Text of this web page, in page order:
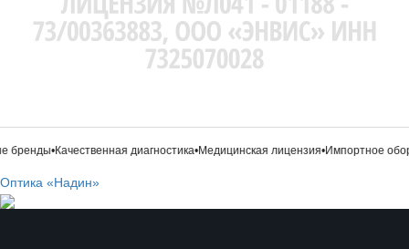
•Качественная диагностика•Медицинская лицензия•Импортное
Оптика «Надин»